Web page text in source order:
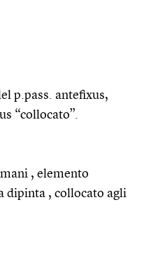
p.pass. antefixus,
“collocato”.
, elemento
dipinta , collocato agli